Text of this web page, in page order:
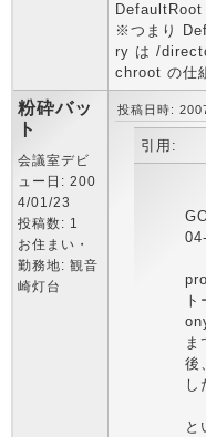
DefaultRoot
※つまり
ry は /
chroot の仕
粉砕バッ
ト
会議室デビ
ュー日: 200
4/01/23
投稿数: 1
お住まい・
勤務地: 観音
崎灯台
投稿日時:
引用:
ま
後
し
と